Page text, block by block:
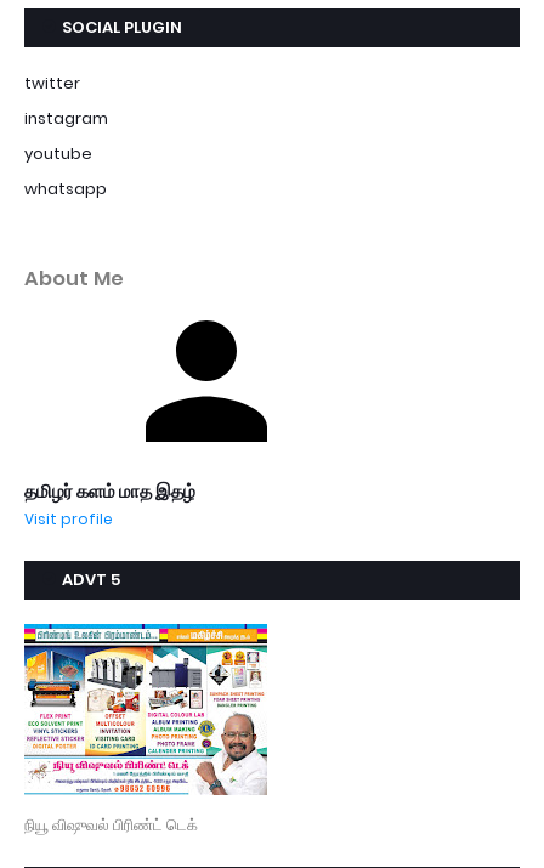
SOCIAL PLUGIN
twitter
instagram
youtube
whatsapp
About Me
தமிழர் களம் மாத இதழ்
Visit profile
ADVT 5
நியூ விஷுவல் பிரிண்ட் டெக்